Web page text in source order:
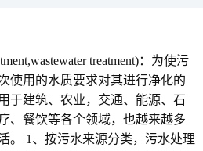
treatment)：为使污
使用的水质要求对其进行净化的
于建筑、农业，交通、能源、石
、餐饮等各个领域，也越来越多
。 1、按污水来源分类，污水处理